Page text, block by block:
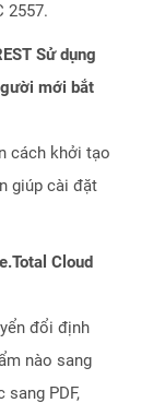
2557.
Sử dụng
mới bắt
cách khởi tạo
giúp cài đặt
Cloud
đổi định
nào sang
sang PDF,